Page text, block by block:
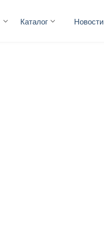
Новости
Каталог